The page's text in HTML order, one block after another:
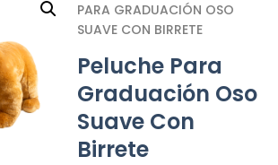
PARA GRADUACIÓN OSO
SUAVE CON BIRRETE
Peluche Para
Graduación Oso
Suave Con
Birrete